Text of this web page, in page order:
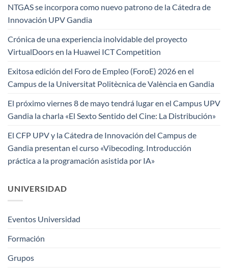
NTGAS se incorpora como nuevo patrono de la Cátedra de
Innovación UPV Gandia
Crónica de una experiencia inolvidable del proyecto
VirtualDoors en la Huawei ICT Competition
Exitosa edición del Foro de Empleo (ForoE) 2026 en el
Campus de la Universitat Politècnica de València en Gandia
El próximo viernes 8 de mayo tendrá lugar en el Campus UPV
Gandia la charla «El Sexto Sentido del Cine: La Distribución»
El CFP UPV y la Cátedra de Innovación del Campus de
Gandia presentan el curso «Vibecoding. Introducción
práctica a la programación asistida por IA»
UNIVERSIDAD
Eventos Universidad
Formación
Grupos